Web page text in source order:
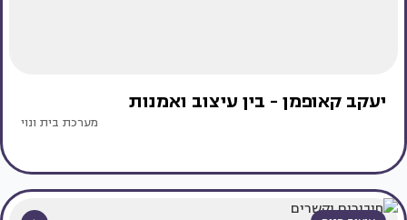
יעקב קאופמן - בין עיצוב ואמנות
מערכת בית ונוי